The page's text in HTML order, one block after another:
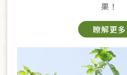
果！
瞭解更多